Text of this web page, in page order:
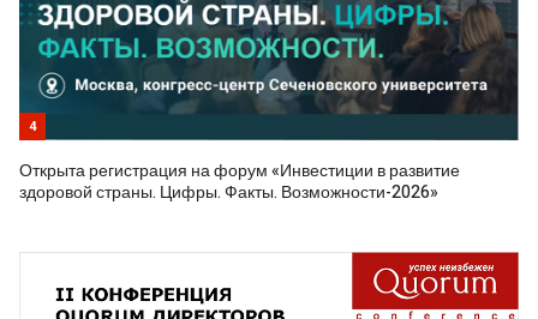
4
Открыта регистрация на форум «Инвестиции в развитие
здоровой страны. Цифры. Факты. Возможности-2026»